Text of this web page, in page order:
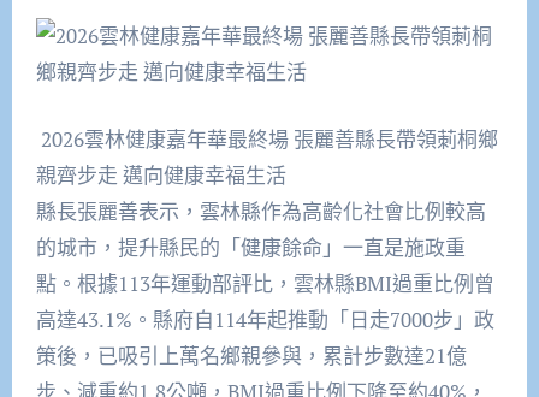
政處長葉永星，偕同立法委員張嘉郡、莿桐鄉長廖秋
蓉、莿桐鄉農會總幹事張鈺萱、縣議員賴淑娞、陳芳盈
位代表，與現場超過2千名莿桐鄉親一同踏上健走步
起走向健康、擁抱幸福生活。
2026雲林健康嘉年華最終場 張麗善縣長帶領莿桐鄉
親齊步走 邁向健康幸福生活
縣長張麗善表示，雲林縣作為高齡化社會比例較高
的城市，提升縣民的「健康餘命」一直是施政重
點。根據113年運動部評比，雲林縣BMI過重比例曾
高達43.1%。縣府自114年起推動「日走7000步」政
策後，已吸引上萬名鄉親參與，累計步數達21億
步、減重約1.8公噸，BMI過重比例下降至約40%，